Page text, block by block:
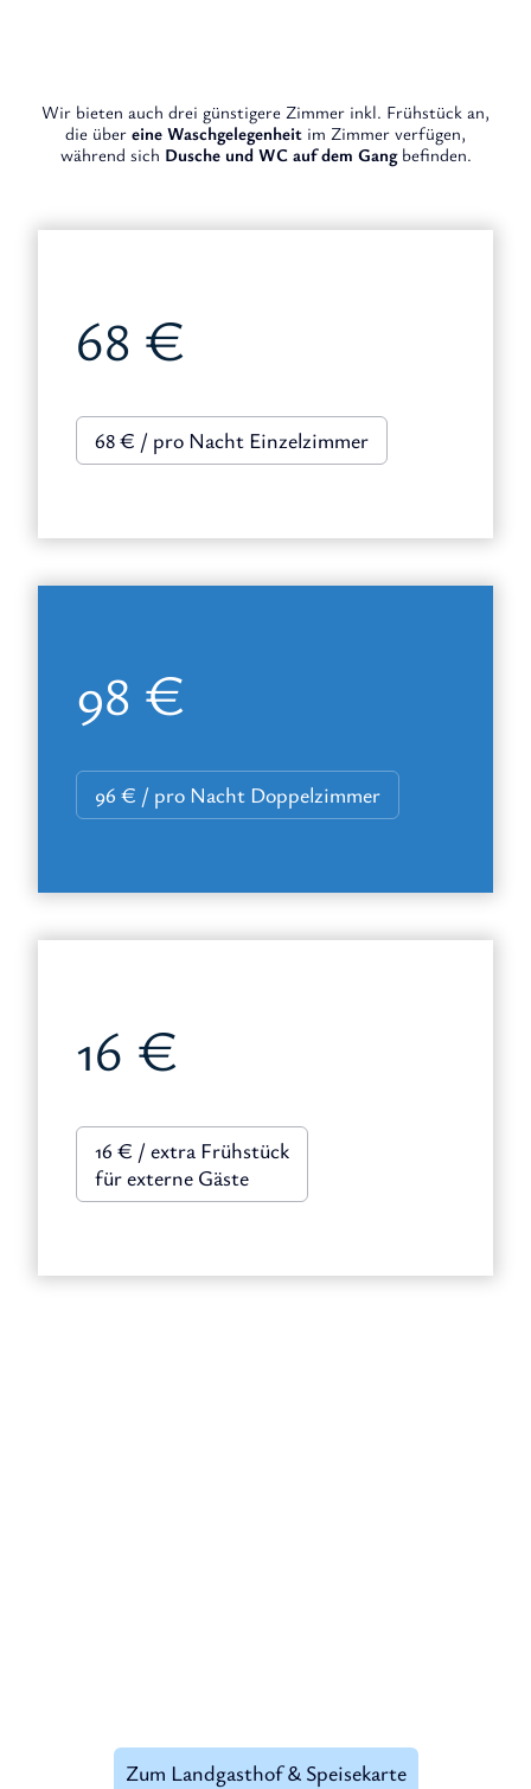
Wir bieten auch drei günstigere Zimmer inkl. Frühstück an,
die über eine Waschgelegenheit im Zimmer verfügen,
während sich Dusche und WC auf dem Gangbefinden.
68 €
68 € / pro Nacht Einzelzimmer
98 €
96 € / pro Nacht Doppelzimmer
16 €
16 € / extra Frühstück
für externe Gäste
Zum Landgasthof & Speisekarte